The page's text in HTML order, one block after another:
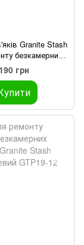
Granite Stash
безкамерних
1,5mm 10шт.
190 грн